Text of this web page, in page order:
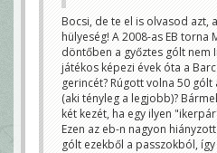
Bocsi, de te el is olvasod azt,
hülyeség! A 2008-as EB torna
döntőben a győztes gólt nem
játékos képezi évek óta a
gerincét? Rúgott volna 50 gólt
(aki tényleg a legjobb)?
két kezét, ha egy ilyen
Ezen az eb-n nagyon
gólt ezekből a passzokból,